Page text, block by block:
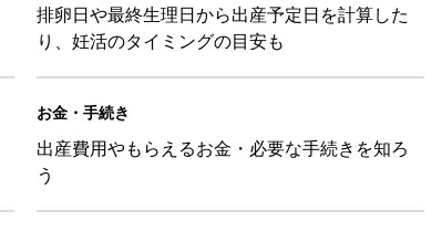
排卵日や最終生理日から出産予定日を計算した
り、妊活のタイミングの目安も
お金・手続き
出産費用やもらえるお金・必要な手続きを知ろ
う